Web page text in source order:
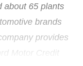
about 65 plants
brands
provides
Motor Credit